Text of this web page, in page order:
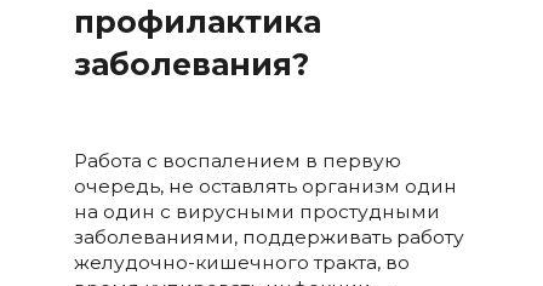
профилактика
заболевания?
Работа с воспалением в первую
очередь, не оставлять организм один
на один с вирусными простудными
заболеваниями, поддерживать работу
желудочно-кишечного тракта, во